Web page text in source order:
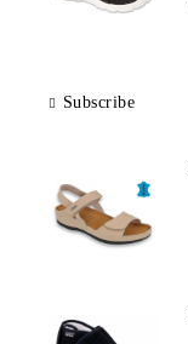
Subscribe